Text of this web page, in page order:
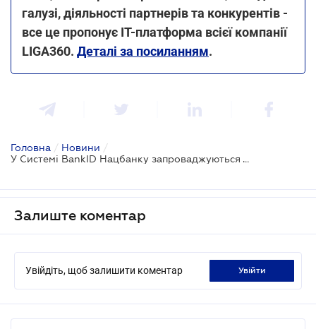
галузі, діяльності партнерів та конкурентів -
все це пропонує IT-платформа всієї компанії
LIGA360. Деталі за посиланням.
Головна / Новини /
У Системі BankID Нацбанку запроваджуються тарифи для її учасників
Залиште коментар
Увійдіть, щоб залишити коментар увійти